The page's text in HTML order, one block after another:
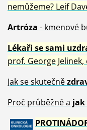
nemůžeme? Leif
Artróza - kmenové
Lékaři se sami
prof. George
Jak se skutečně
Proč průběžně a jak